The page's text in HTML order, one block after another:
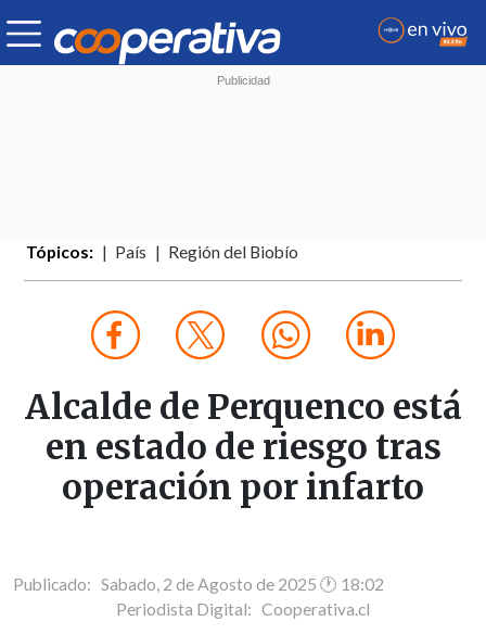
Tópicos: País Región del Biobío
Alcalde de Perquenco está
en estado de riesgo tras
operación por infarto
Publicado: Sabado, 2 de Agosto de 2025 🕐 18:02
Periodista Digital: Cooperativa.cl